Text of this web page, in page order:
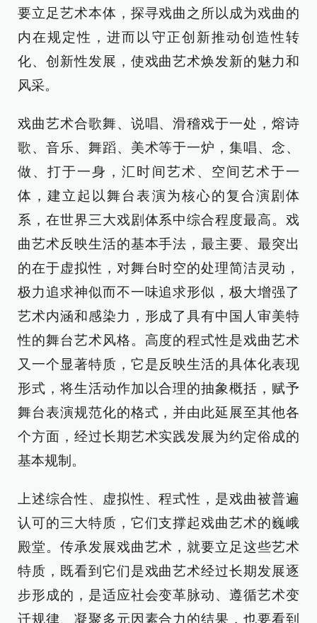
要立足艺术本体，探寻戏曲之所以成为戏曲的
内在规定性，进而以守正创新推动创造性转
化、创新性发展，使戏曲艺术焕发新的魅力和
风采。
戏曲艺术合歌舞、说唱、滑稽戏于一处，熔诗
歌、音乐、舞蹈、美术等于一炉，集唱、念、
做、打于一身，汇时间艺术、空间艺术于一
体，建立起以舞台表演为核心的复合演剧体
系，在世界三大戏剧体系中综合程度最高。戏
曲艺术反映生活的基本手法，最主要、最突出
的在于虚拟性，对舞台时空的处理简洁灵动，
极力追求神似而不一味追求形似，极大增强了
艺术内涵和感染力，形成了具有中国人审美特
性的舞台艺术风格。高度的程式性是戏曲艺术
又一个显著特质，它是反映生活的具体化表现
形式，将生活动作加以合理的抽象概括，赋予
舞台表演规范化的格式，并由此延展至其他各
个方面，经过长期艺术实践发展为约定俗成的
基本规制。
上述综合性、虚拟性、程式性，是戏曲被普遍
认可的三大特质，它们支撑起戏曲艺术的巍峨
殿堂。传承发展戏曲艺术，就要立足这些艺术
特质，既看到它们是戏曲艺术经过长期发展逐
步形成的，是适应社会变革脉动、遵循艺术变
迁规律、凝聚多元因素合力的结果，也要看到